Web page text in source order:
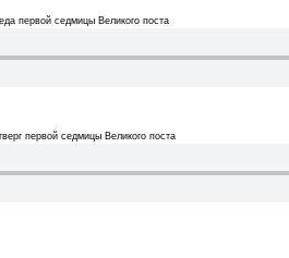
первой седмицы Великого поста
первой седмицы Великого поста